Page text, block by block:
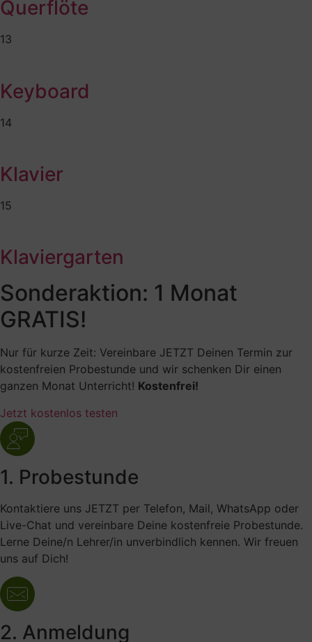
Querflöte
13
Keyboard
14
Klavier
15
Klaviergarten
Sonderaktion: 1 Monat
GRATIS!
Nur für kurze Zeit: Vereinbare JETZT Deinen Termin zur
kostenfreien Probestunde und wir schenken Dir einen
ganzen Monat Unterricht! Kostenfrei!
Jetzt kostenlos testen
1. Probestunde
Kontaktiere uns JETZT per Telefon, Mail, WhatsApp oder
Live-Chat und vereinbare Deine kostenfreie Probestunde.
Lerne Deine/n Lehrer/in unverbindlich kennen. Wir freuen
uns auf Dich!
2. Anmeldung